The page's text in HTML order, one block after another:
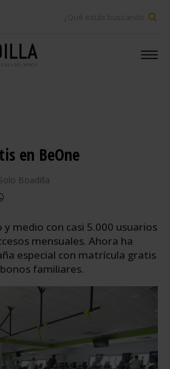
en BeOne
Boadilla
y medio con casi 5.000 usuarios
mensuales. Ahora ha
especial con matrícula gratis
familiares.